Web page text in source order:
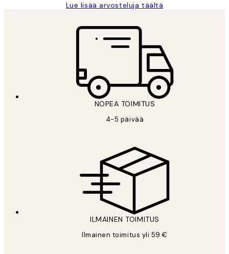
Lue lisää arvosteluja täältä
NOPEA TOIMITUS
4-5 päivää
ILMAINEN TOIMITUS
Ilmainen toimitus yli 59 €